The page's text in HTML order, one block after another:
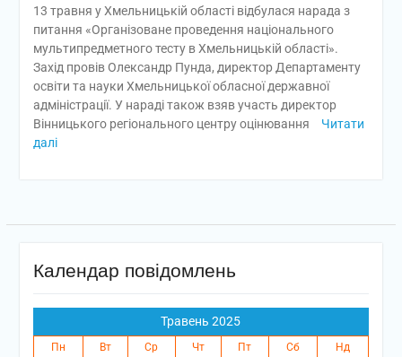
13 травня у Хмельницькій області відбулася нарада з
питання «Організоване проведення національного
мультипредметного тесту в Хмельницькій області».
Захід провів Олександр Пунда, директор Департаменту
освіти та науки Хмельницької обласної державної
адміністрації. У нараді також взяв участь директор
Вінницького регіонального центру оцінювання
Читати
далі
Календар повідомлень
Травень 2025
Пн Вт Ср Чт Пт Сб
Нд